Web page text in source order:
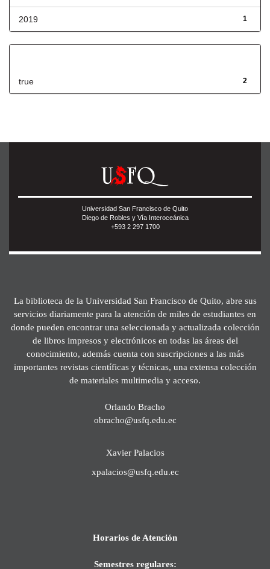
1
2019
2
true
Universidad San Francisco de Quito
Diego de Robles y Vía Interoceánica
+593 2 297 1700
La biblioteca de la Universidad San Francisco de Quito, abre sus
servicios diariamente para la atención de miles de estudiantes en
donde pueden encontrar una seleccionada y actualizada colección
de libros impresos y electrónicos en todas las áreas del
conocimiento, además cuenta con suscripciones a las más
importantes revistas científicas y técnicas, una extensa colección
de materiales multimedia y acceso.
Orlando Bracho
obracho@usfq.edu.ec
Xavier Palacios
xpalacios@usfq.edu.ec
Horarios de Atención
Semestres regulares: